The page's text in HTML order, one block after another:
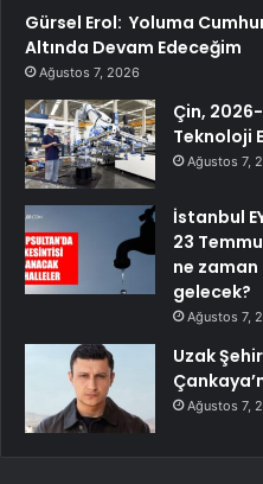
Gürsel Erol: Yoluma
Altında Devam Edeceğim
Ağustos 7, 2026
Çin,
Teknoloji
Ağustos 7,
İstanbul
23
ne
gelecek?
Ağustos 7,
Uzak
Ağustos 7,